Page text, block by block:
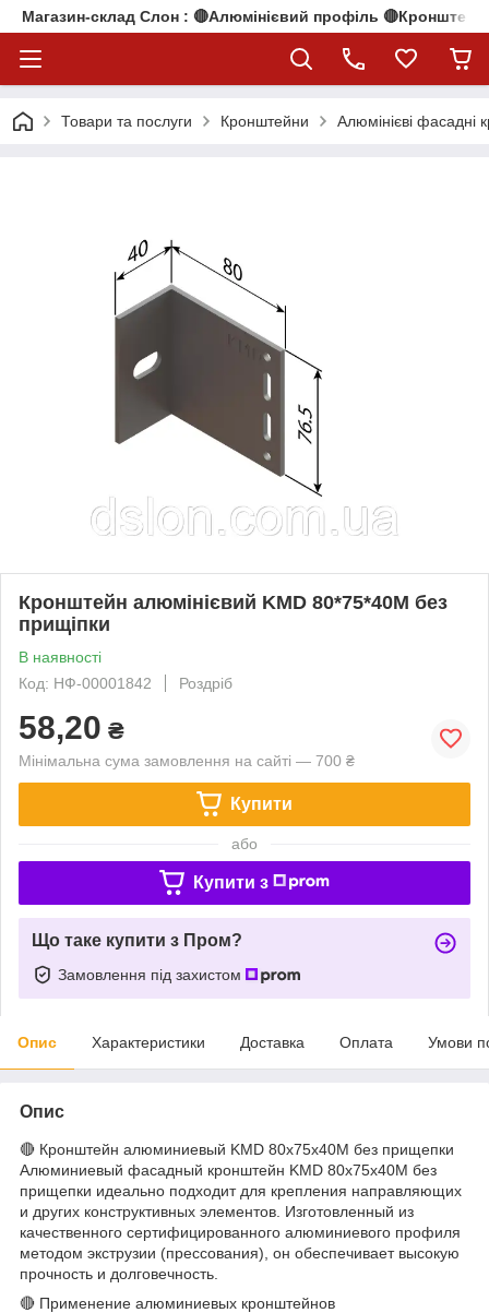
Магазин-склад Слон : 🔴Алюмінієвий профіль
Товари та послуги Кронштейни Алюмінієві фасадні
Кронштейн алюмінієвий KMD 80*75*40M без
прищіпки
В наявності
Код: НФ-00001842
Роздріб
58,20 ₴
Мінімальна сума замовлення на сайті — 700 ₴
Купити
або
Купити з
Що таке купити з Пром?
Замовлення під захистом
Опис Характеристики Доставка Оплата Умови
Опис
🔴 Кронштейн алюминиевый KMD 80х75х40M без прищепки
Алюминиевый фасадный кронштейн KMD 80х75х40M без
прищепки идеально подходит для крепления направляющих
и других конструктивных элементов. Изготовленный из
качественного сертифицированного алюминиевого профиля
методом экструзии (прессования), он обеспечивает высокую
прочность и долговечность.
🔴 Применение алюминиевых кронштейнов